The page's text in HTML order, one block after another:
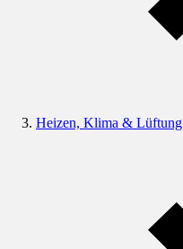
Heizen, Klima & Lüftung